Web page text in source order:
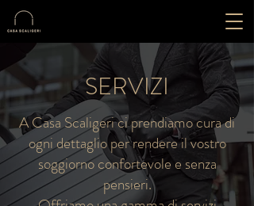
SERVIZI
A Casa Scaligeri ci prendiamo cura di
ogni dettaglio per rendere il vostro
soggiorno confortevole e senza
pensieri.